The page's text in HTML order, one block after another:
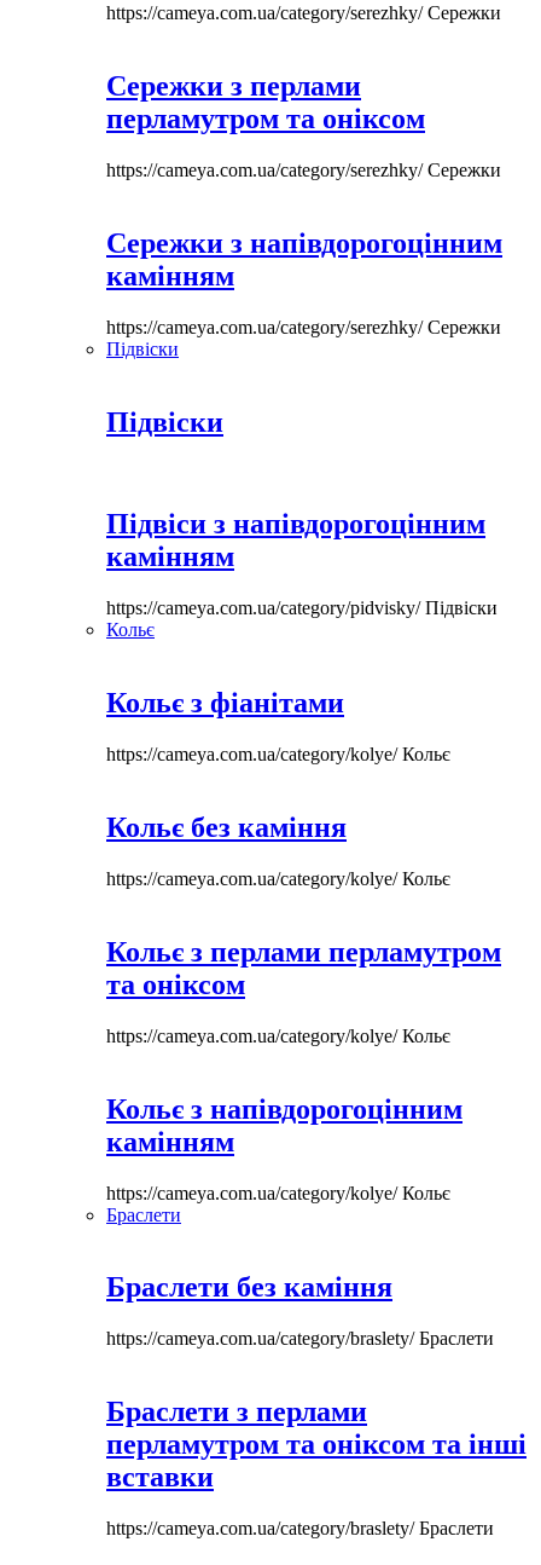
https://cameya.com.ua/category/serezhky/Сережки
Сережки з перлами
перламутром та оніксом
https://cameya.com.ua/category/serezhky/Сережки
Сережки з напівдорогоцінним
камінням
https://cameya.com.ua/category/serezhky/Сережки
Підвіски
Підвіски
Підвіси з напівдорогоцінним
камінням
https://cameya.com.ua/category/pidvisky/Підвіски
Кольє
Кольє з фіанітами
https://cameya.com.ua/category/kolye/Кольє
Кольє без каміння
https://cameya.com.ua/category/kolye/Кольє
Кольє з перлами перламутром
та оніксом
https://cameya.com.ua/category/kolye/Кольє
Кольє з напівдорогоцінним
камінням
https://cameya.com.ua/category/kolye/Кольє
Браслети
Браслети без каміння
https://cameya.com.ua/category/braslety/Браслети
Браслети з перлами
перламутром та оніксом та інші
вставки
https://cameya.com.ua/category/braslety/Браслети